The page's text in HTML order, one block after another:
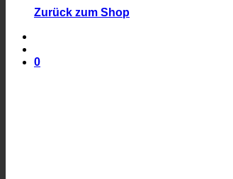
Zurück zum Shop
0